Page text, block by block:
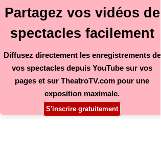
Partagez vos vidéos de
spectacles facilement
Diffusez directement les enregistrements de
vos spectacles depuis YouTube sur vos
pages et sur TheatroTV.com pour une
exposition maximale.
S'inscrire gratuitement